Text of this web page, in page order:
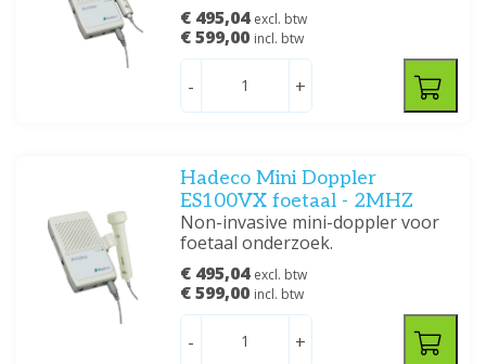
€ 495,04 excl. btw
€ 599,00 incl. btw
- +
Hadeco Mini Doppler
ES100VX foetaal - 2MHZ
Non-invasive mini-doppler voor
foetaal onderzoek.
€ 495,04 excl. btw
€ 599,00 incl. btw
- +